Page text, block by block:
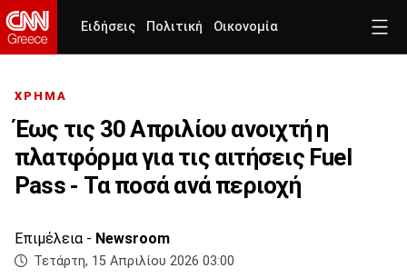
Ειδήσεις Πολιτική Οικονομία
ΧΡΗΜΑ
Έως τις 30 Απριλίου ανοιχτή η
πλατφόρμα για τις αιτήσεις Fuel
Pass - Τα ποσά ανά περιοχή
Επιμέλεια - Newsroom
Τετάρτη, 15 Απριλίου 2026 03:00